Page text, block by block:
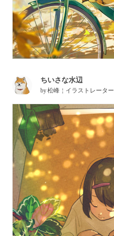
ちいさな水辺
by松峰￤イラストレーター